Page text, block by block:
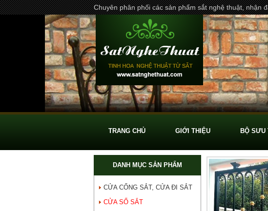
Chuyên phân phối các sản phẩm sắt nghệ thuật, nhận
TRANG CHỦ GIỚI THIỆU BỘ SƯU
DANH MỤC SẢN PHẨM
CỬA CỔNG SẮT, CỬA ĐI SẮT
CỬA SỔ SẮT